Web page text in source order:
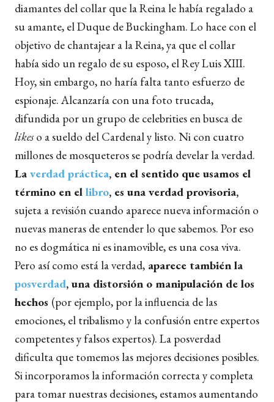
diamantes del collar que la Reina le había regalado a
su amante, el Duque de Buckingham. Lo hace con el
objetivo de chantajear a la Reina, ya que el collar
había sido un regalo de su esposo, el Rey Luis XIII.
Hoy, sin embargo, no haría falta tanto esfuerzo de
espionaje. Alcanzaría con una foto trucada,
difundida por un grupo de celebrities en busca de
likeso a sueldo del Cardenal y listo. Ni con cuatro
millones de mosqueteros se podría develar la verdad.
La verdad práctica, en el sentido que usamos el
término en el libro, es una verdad provisoria,
sujeta a revisión cuando aparece nueva información o
nuevas maneras de entender lo que sabemos. Por eso
no es dogmática ni es inamovible, es una cosa viva.
Pero así como está la verdad, aparece también la
posverdad, una distorsión o manipulación de los
hechos (por ejemplo, por la influencia de las
emociones, el tribalismo y la confusión entre expertos
competentes y falsos expertos). La posverdad
dificulta que tomemos las mejores decisiones posibles.
Si incorporamos la información correcta y completa
para tomar nuestras decisiones, estamos aumentando